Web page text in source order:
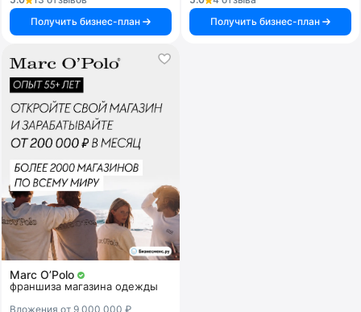
Получить бизнес-план
Получить бизнес-план
Marc O’Polo
франшиза магазина одежды
Вложения от 9 000 000 ₽